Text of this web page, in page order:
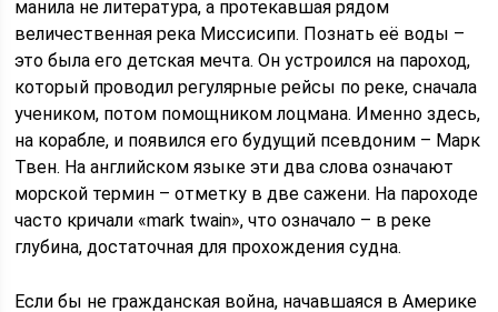
манила не литература, а протекавшая рядом
величественная река Миссисипи. Познать её воды –
это была его детская мечта. Он устроился на пароход,
который проводил регулярные рейсы по реке, сначала
учеником, потом помощником лоцмана. Именно здесь,
на корабле, и появился его будущий псевдоним – Марк
Твен. На английском языке эти два слова означают
морской термин – отметку в две сажени. На пароходе
часто кричали «mark twain», что означало – в реке
глубина, достаточная для прохождения судна.
Если бы не гражданская война, начавшаяся в Америке